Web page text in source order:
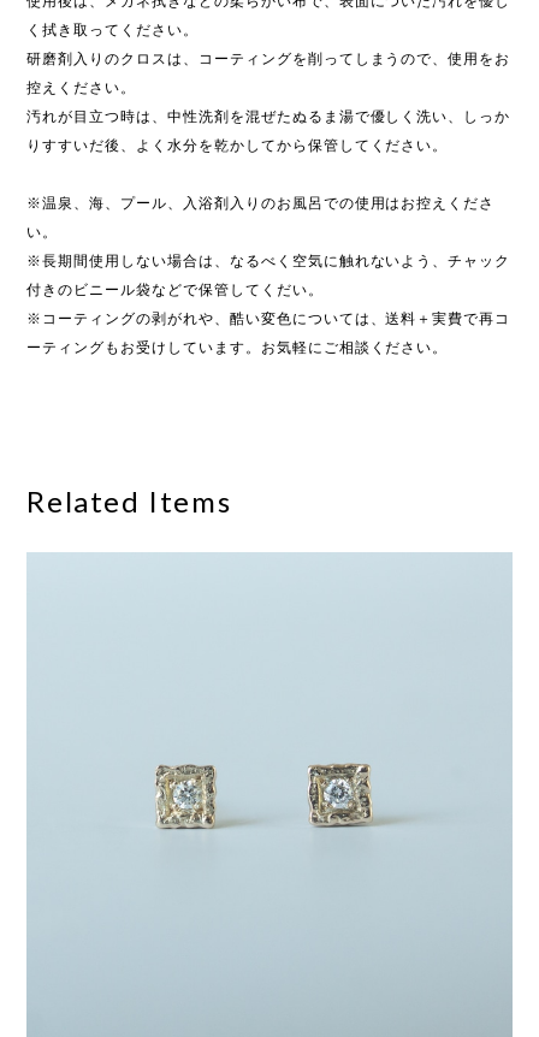
く拭き取ってください。
研磨剤入りのクロスは、コーティングを削ってしまうので、使用をお
控えください。
汚れが目立つ時は、中性洗剤を混ぜたぬるま湯で優しく洗い、しっか
りすすいだ後、よく水分を乾かしてから保管してください。
※温泉、海、プール、入浴剤入りのお風呂での使用はお控えくださ
い。
※長期間使用しない場合は、なるべく空気に触れないよう、チャック
付きのビニール袋などで保管してくだい。
※コーティングの剥がれや、酷い変色については、送料＋実費で再コ
ーティングもお受けしています。お気軽にご相談ください。
Related Items